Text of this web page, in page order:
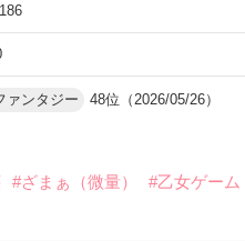
ァンタジー 48位（2026/05/26）
#ざまぁ（微量）
#乙女ゲーム